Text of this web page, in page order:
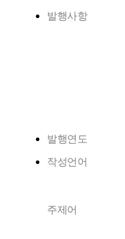
발행사항
발행연도
작성언어
주제어